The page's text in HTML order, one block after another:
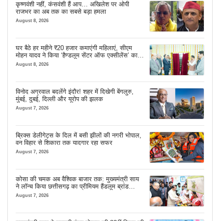
कृष्णवंशी नहीं, कंसवंशी हैं आप… अखिलेश पर ओपी
राजभर का अब तक का सबसे बड़ा हमला
August 8, 2026
घर बैठे हर महीने ₹20 हजार कमाएंगी महिलाएं, सीएम
मोहन यादव ने किया ‘हैण्डलूम सेंटर ऑफ एक्सीलेंस’ का
शुभारंभ
August 8, 2026
विनोद अग्रवाल बदलेंगे इंदौर! शहर में दिखेगी बेंगलुरु,
मुंबई, दुबई, दिल्ली और यूरोप की झलक
August 7, 2026
ब्रिक्स डेलीगेट्स के दिल में बसी झीलों की नगरी भोपाल,
वन विहार से शिकारा तक यादगार रहा सफर
August 7, 2026
कोसा की चमक अब वैश्विक बाजार तक: मुख्यमंत्री साय
ने लॉन्च किया छत्तीसगढ़ का प्रीमियम हैंडलूम ब्रांड
‘कोशल फैब’
August 7, 2026